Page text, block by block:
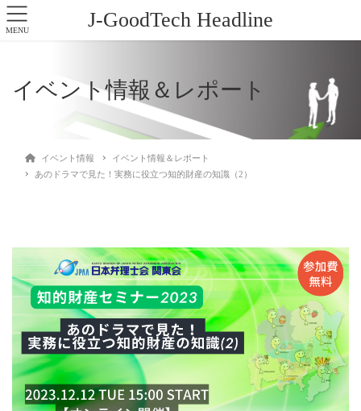
J-GoodTech Headline
イベント情報＆レポート
イベント情報
イベント情報＆レポート
あのドラマで見た！実務に役立つ知的財産の知識（2）
MENU